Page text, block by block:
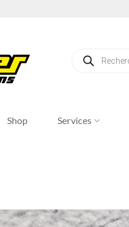
produits
Shop Services